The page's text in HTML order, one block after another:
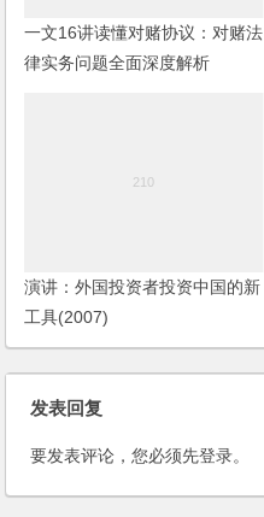
一文16讲读懂对赌协议：对赌法
律实务问题全面深度解析
演讲：外国投资者投资中国的新
工具(2007)
发表回复
要发表评论，您必须先登录。